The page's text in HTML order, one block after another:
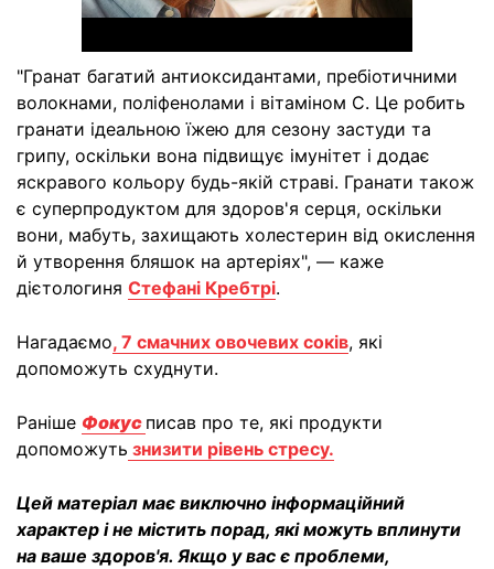
"Гранат багатий антиоксидантами, пребіотичними
волокнами, поліфенолами і вітаміном С. Це робить
гранати ідеальною їжею для сезону застуди та
грипу, оскільки вона підвищує імунітет і додає
яскравого кольору будь-якій страві. Гранати також
є суперпродуктом для здоров'я серця, оскільки
вони, мабуть, захищають холестерин від окислення
й утворення бляшок на артеріях", — каже
дієтологиня Стефані Кребтрі.
Нагадаємо, 7 смачних овочевих соків, які
допоможуть схуднути.
Раніше Фокус писав про те, які продукти
допоможуть знизити рівень стресу.
Цей матеріал має виключно інформаційний
характер і не містить порад, які можуть вплинути
на ваше здоров'я. Якщо у вас є проблеми,